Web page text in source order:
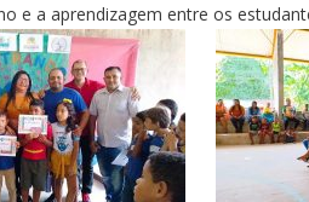
e a aprendizagem entre os